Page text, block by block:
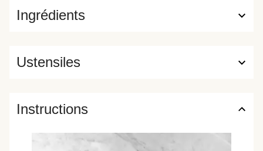
Ingrédients
Ustensiles
Instructions